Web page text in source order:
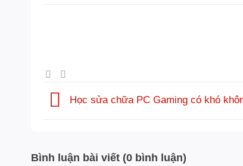
Học sửa chữa PC Gaming có khó
Bình luận bài viết (0 bình luận)